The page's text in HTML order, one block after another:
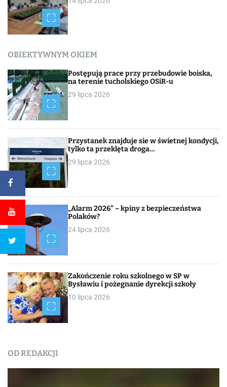
OBIEKTYWNYM OKIEM
Postępują prace przy przebudowie boiska,
na terenie tucholskiego OSiR-u
29 lipca 2026
Przystanek znajduje sie w świetnej kondycji,
tylko ta przeklęta droga…
29 lipca 2026
„Alarm 2026” – kpiny z bezpieczeństwa
Polaków?
24 lipca 2026
Zakończenie roku szkolnego w SP w
Bysławiu i pożegnanie dyrekcji szkoły
10 lipca 2026
OD REDAKCJI